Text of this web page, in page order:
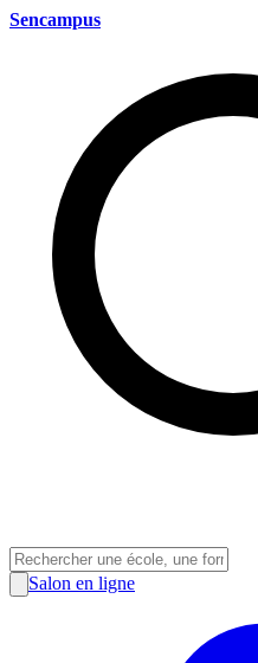
Sencampus
Salon en ligne